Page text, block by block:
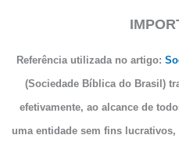
Referência utilizada no artigo:
(Sociedade Bíblica do Brasil)
efetivamente, ao alcance de
uma entidade sem fins